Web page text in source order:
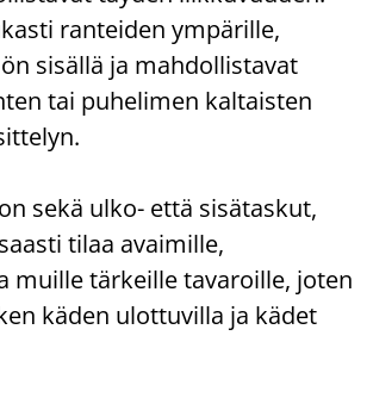
ranteiden ympärille,
sisällä ja mahdollistavat
tai puhelimen kaltaisten
sekä ulko- että sisätaskut,
tilaa avaimille,
muille tärkeille tavaroille, joten
käden ulottuvilla ja kädet